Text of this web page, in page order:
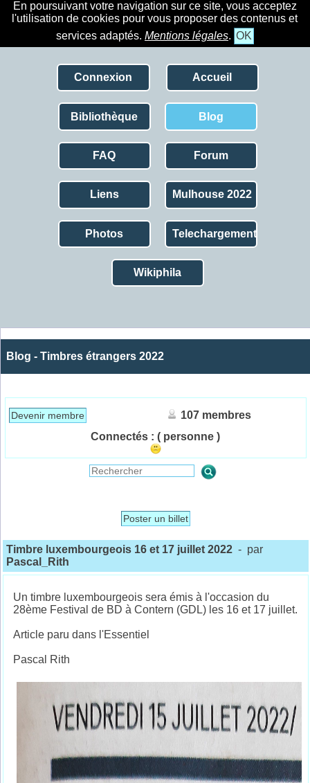
En poursuivant votre navigation sur ce site, vous acceptez
l'utilisation de cookies pour vous proposer des contenus et
services adaptés. Mentions légales. OK
Connexion Accueil
Bibliothèque Blog
FAQ Forum
Liens Mulhouse 2022
Photos Telechargement
Wikiphila
Blog - Timbres étrangers 2022
Devenir membre
107 membres
Connectés : ( personne )
Poster un billet
Timbre luxembourgeois 16 et 17 juillet 2022 - par
Pascal_Rith
Un timbre luxembourgeois sera émis à l'occasion du
28ème Festival de BD à Contern (GDL) les 16 et 17 juillet.
Article paru dans l'Essentiel
Pascal Rith